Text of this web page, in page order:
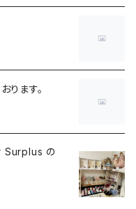
ります。
Surplus の